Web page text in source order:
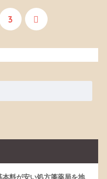
3
本料が安い処方箋薬局を地